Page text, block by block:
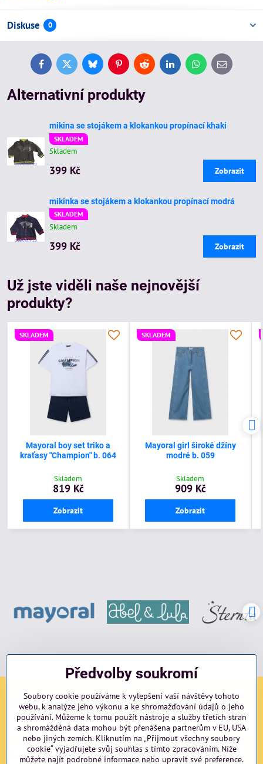
Diskuse 0
FacebookTwitterBlueskyPinterestReddit LinkedInWhatsApp
E-
mail
Alternativní produkty
mikina se stojákem a klokankou propínací khaki
SKLADEM
Skladem
399 Kč Zobrazit
mikinka se stojákem a klokankou propínací modrá
SKLADEM
Skladem
399 Kč Zobrazit
Už jste viděli naše nejnovější
produkty?
SKLADEM
Mayoral boy set triko a
kraťasy "Champion" b. 064
Skladem
819 Kč
Zobrazit
SKLADEM
Mayoral girl široké džíny
modré b. 059
Skladem
909 Kč
Zobrazit
Sociální sítě
Facebook Instagram blog
Důležité odkazy
Předvolby soukromí
Soubory cookie používáme k vylepšení vaší návštěvy tohoto
webu, k analýze jeho výkonu a ke shromažďování údajů o jeho
používání. Můžeme k tomu použít nástroje a služby třetích stran
a shromážděná data mohou být přenášena partnerům v EU, USA
nebo jiných zemích. Kliknutím na „Přijmout všechny soubory
cookie“ vyjadřujete svůj souhlas s tímto zpracováním. Níže
můžete najít podrobné informace nebo upravit své preference.